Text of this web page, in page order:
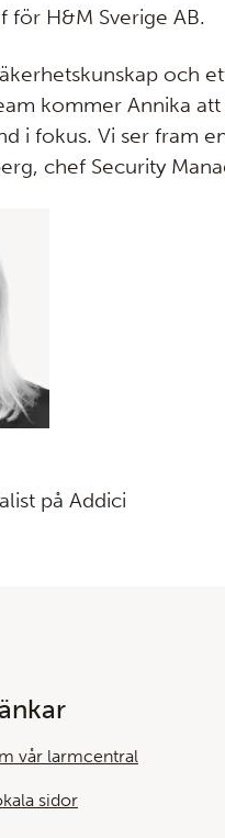
för H&M Sverige AB.
och
kommer Annika
i fokus. Vi ser fram
chef Security
på Addici
vår larmcentral
sidor